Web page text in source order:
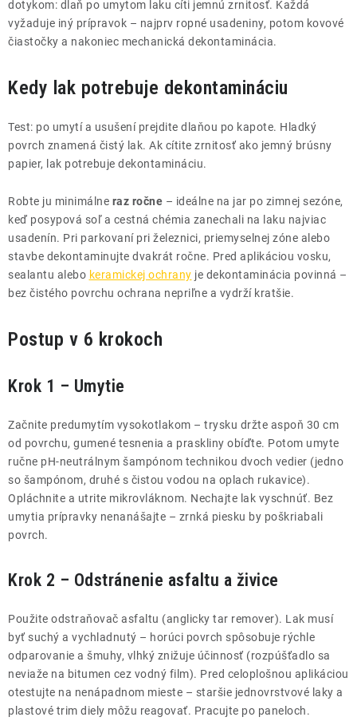
dotykom: dlaň po umytom laku cíti jemnú zrnitosť. Každá
vyžaduje iný prípravok – najprv ropné usadeniny, potom kovové
čiastočky a nakoniec mechanická dekontaminácia.
Kedy lak potrebuje dekontamináciu
Test: po umytí a usušení prejdite dlaňou po kapote. Hladký
povrch znamená čistý lak. Ak cítite zrnitosť ako jemný brúsny
papier, lak potrebuje dekontamináciu.
Robte ju minimálne raz ročne – ideálne na jar po zimnej sezóne,
keď posypová soľ a cestná chémia zanechali na laku najviac
usadenín. Pri parkovaní pri železnici, priemyselnej zóne alebo
stavbe dekontaminujte dvakrát ročne. Pred aplikáciou vosku,
sealantu alebo keramickej ochrany je dekontaminácia povinná –
bez čistého povrchu ochrana nepriľne a vydrží kratšie.
Postup v 6 krokoch
Krok 1 – Umytie
Začnite predumytím vysokotlakom – trysku držte aspoň 30 cm
od povrchu, gumené tesnenia a praskliny obíďte. Potom umyte
ručne pH-neutrálnym šampónom technikou dvoch vedier (jedno
so šampónom, druhé s čistou vodou na oplach rukavice).
Opláchnite a utrite mikrovláknom. Nechajte lak vyschnúť. Bez
umytia prípravky nenanášajte – zrnká piesku by poškriabali
povrch.
Krok 2 – Odstránenie asfaltu a živice
Použite odstraňovač asfaltu (anglicky tar remover). Lak musí
byť suchý a vychladnutý – horúci povrch spôsobuje rýchle
odparovanie a šmuhy, vlhký znižuje účinnosť (rozpúšťadlo sa
neviaže na bitumen cez vodný film). Pred celoplošnou aplikáciou
otestujte na nenápadnom mieste – staršie jednovrstvové laky a
plastové trim diely môžu reagovať. Pracujte po paneloch.